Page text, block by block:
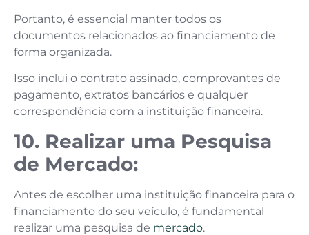
Portanto, é essencial manter todos os
documentos relacionados ao financiamento de
forma organizada.
Isso inclui o contrato assinado, comprovantes de
pagamento, extratos bancários e qualquer
correspondência com a instituição financeira.
10. Realizar uma Pesquisa
de Mercado:
Antes de escolher uma instituição financeira para o
financiamento do seu veículo, é fundamental
realizar uma pesquisa de mercado.